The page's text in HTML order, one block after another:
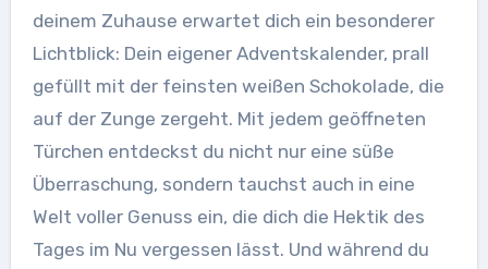
deinem Zuhause erwartet dich ein besonderer
Lichtblick: Dein eigener Adventskalender, prall
gefüllt mit der feinsten weißen Schokolade, die
auf der Zunge zergeht. Mit jedem geöffneten
Türchen entdeckst du nicht nur eine süße
Überraschung, sondern tauchst auch in eine
Welt voller Genuss ein, die dich die Hektik des
Tages im Nu vergessen lässt. Und während du